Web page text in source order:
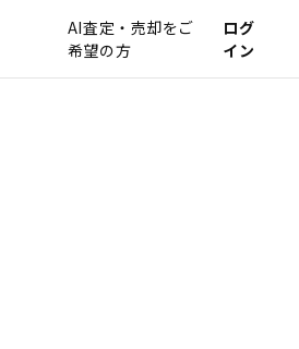
AI査定・売却をご
希望の方
ログ
イン